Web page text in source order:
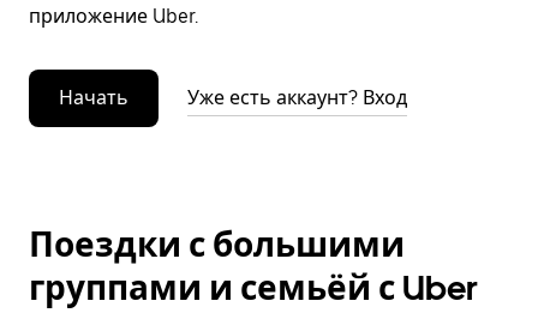
приложение Uber.
Начать Уже есть аккаунт? Вход
Поездки с большими
группами и семьёй с Uber